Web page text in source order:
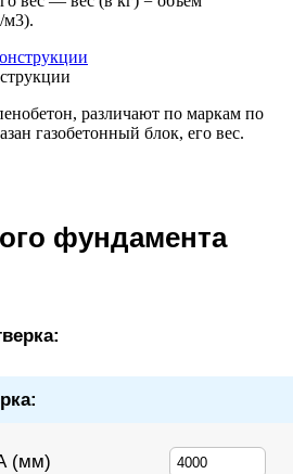
м3).
различают по маркам по
газобетонный блок, его вес.
фундамента
(мм)